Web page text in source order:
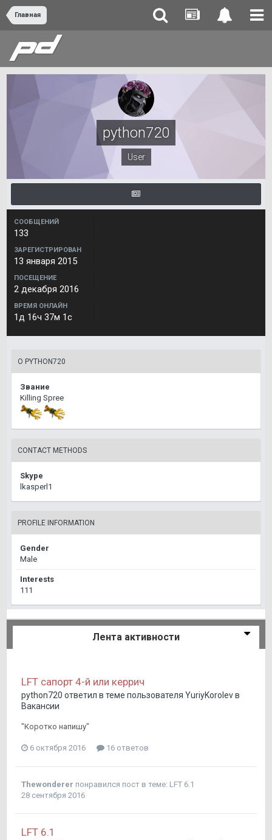
Главная
python720
User
СООБЩЕНИЙ
133
ЗАРЕГИСТРИРОВАН
13 января 2015
ПОСЕЩЕНИЕ
2 декабря 2016
ВРЕМЯ ОНЛАЙН
1д 16ч 37м 1с
О PYTHON720
Звание
Killing Spree
CONTACT METHODS
Skype
lkasperl1
PROFILE INFORMATION
Gender
Male
Interests
111
Лента активности
LFT сапорт 4-й или керрич
python720 ответил в теме пользователя YuriyKorolevв
Вакансии
"Коротко напишу"
6 октября 2016 16 ответов
Thewonderer понравился пост в теме: LFT 6.1
28 сентября 2016
LFT 6.1